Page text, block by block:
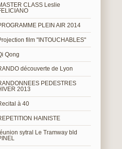
CLASS Leslie
PLEIN AIR 2014
film "INTOUCHABLES"
Qong
découverte de Lyon
PEDESTRES
2013
à 40
HAINISTE
sytral Le Tramway bld